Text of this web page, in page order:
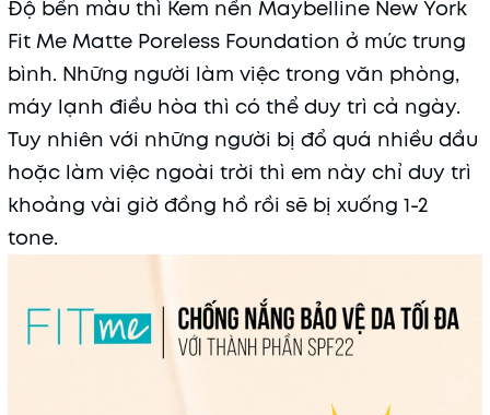
Độ bền màu thì Kem nền Maybelline New York
Fit Me Matte Poreless Foundation ở mức trung
bình. Những người làm việc trong văn phòng,
máy lạnh điều hòa thì có thể duy trì cả ngày.
Tuy nhiên với những người bị đổ quá nhiều dầu
hoặc làm việc ngoài trời thì em này chỉ duy trì
khoảng vài giờ đồng hồ rồi sẽ bị xuống 1-2
tone.